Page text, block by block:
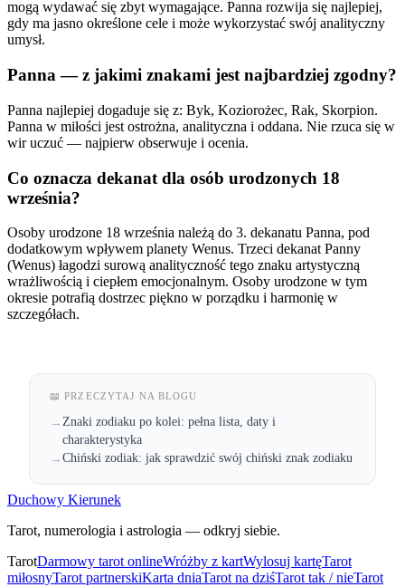
mogą wydawać się zbyt wymagające. Panna rozwija się najlepiej,
gdy ma jasno określone cele i może wykorzystać swój analityczny
umysł.
Panna — z jakimi znakami jest najbardziej zgodny?
Panna najlepiej dogaduje się z: Byk, Koziorożec, Rak, Skorpion.
Panna w miłości jest ostrożna, analityczna i oddana. Nie rzuca się w
wir uczuć — najpierw obserwuje i ocenia.
Co oznacza dekanat dla osób urodzonych 18
września?
Osoby urodzone 18 września należą do 3. dekanatu Panna, pod
dodatkowym wpływem planety Wenus. Trzeci dekanat Panny
(Wenus) łagodzi surową analityczność tego znaku artystyczną
wrażliwością i ciepłem emocjonalnym. Osoby urodzone w tym
okresie potrafią dostrzec piękno w porządku i harmonię w
szczegółach.
📖 PRZECZYTAJ NA BLOGU
→Znaki zodiaku po kolei: pełna lista, daty i
charakterystyka
→Chiński zodiak: jak sprawdzić swój chiński znak zodiaku
Duchowy Kierunek
Tarot, numerologia i astrologia — odkryj siebie.
TarotDarmowy tarot onlineWróżby z kartWylosuj kartęTarot
miłosnyTarot partnerskiKarta dniaTarot na dziśTarot tak / nieTarot